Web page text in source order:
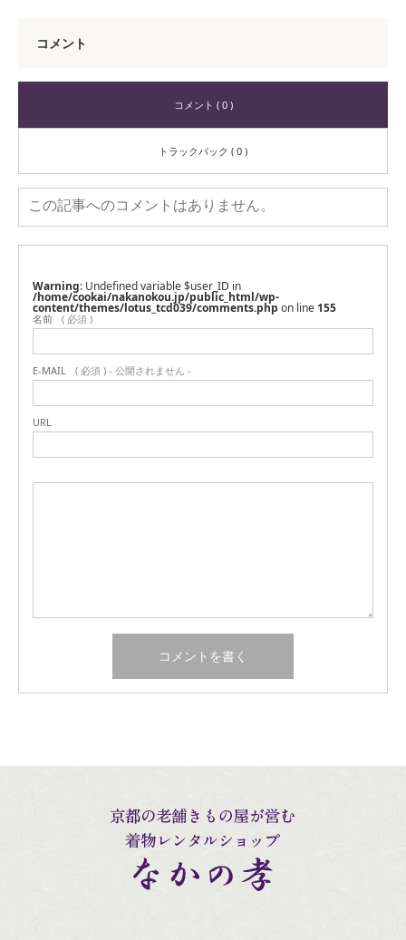
コメント
コメント ( 0 )
トラックバック ( 0 )
この記事へのコメントはありません。
Warning : Undefined variable $user_ID in
/home/cookai/nakanokou.jp/public_html/wp-
content/themes/lotus_tcd039/comments.php on line 155
名前 ( 必須 )
E-MAIL ( 必須 ) - 公開されません -
URL